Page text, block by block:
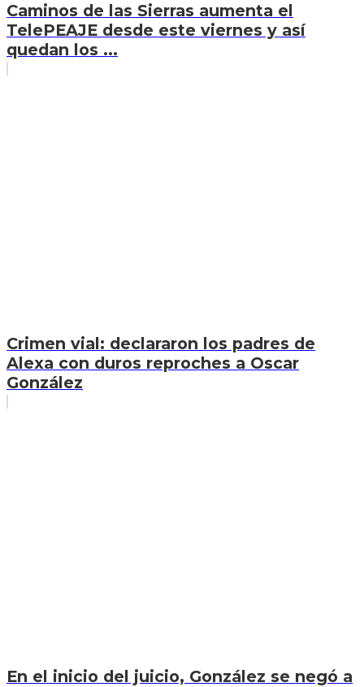
Caminos de las Sierras aumenta el
TelePEAJE desde este viernes y así
quedan los ...
Crimen vial: declararon los padres de
Alexa con duros reproches a Oscar
González
En el inicio del juicio, González se negó a